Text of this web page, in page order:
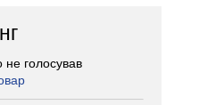
не голосував